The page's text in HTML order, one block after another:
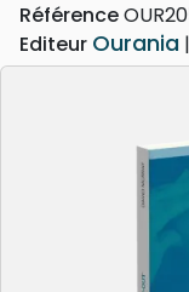
Référence
Editeur Ourania